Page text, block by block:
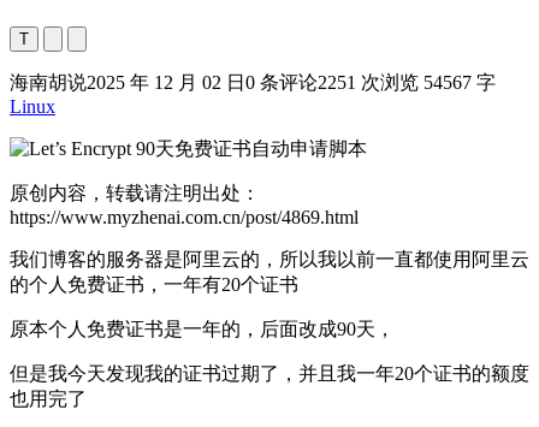
T
海南胡说2025 年 12 月 02 日 0 条评论2251 次浏览 54567 字
Linux
原创内容，转载请注明出处：
https://www.myzhenai.com.cn/post/4869.html
我们博客的服务器是阿里云的，所以我以前一直都使用阿里云
的个人免费证书，一年有20个证书
原本个人免费证书是一年的，后面改成90天，
但是我今天发现我的证书过期了，并且我一年20个证书的额度
也用完了